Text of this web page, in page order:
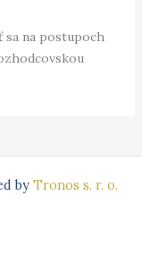
sa na postupoch
by Tronos s. r. o.